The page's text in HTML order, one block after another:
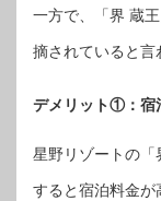
一方で、「界 蔵
摘されていると言
デメリット①：宿
星野リゾートの「
すると宿泊料金が